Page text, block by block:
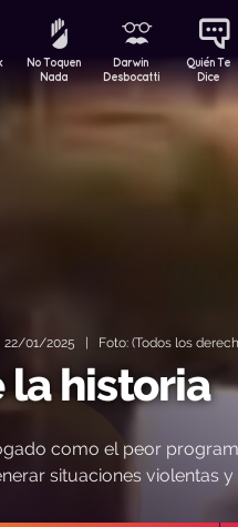
No Toquen
Nada
Darwin
Desbocatti
Quién Te
Dice
22/01/2025 | Foto: (Todos los
la historia
como el peor
situaciones violentas